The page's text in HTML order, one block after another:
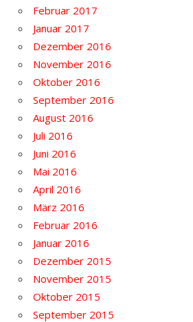
Februar 2017
Januar 2017
Dezember 2016
November 2016
Oktober 2016
September 2016
August 2016
Juli 2016
Juni 2016
Mai 2016
April 2016
März 2016
Februar 2016
Januar 2016
Dezember 2015
November 2015
Oktober 2015
September 2015